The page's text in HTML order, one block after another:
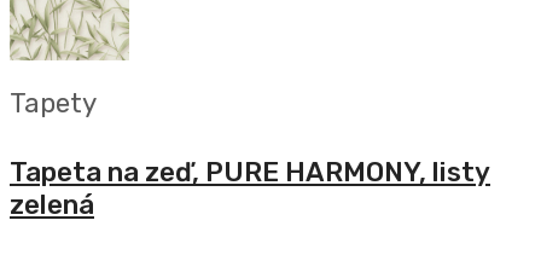
Tapety
Tapeta na zeď, PURE HARMONY, listy
zelená